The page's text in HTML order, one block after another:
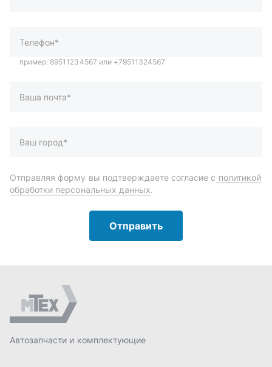
Отправить
Автозапчасти и комплектующие
Масла и автохимия
Спецпредложения
Доставка и оплата